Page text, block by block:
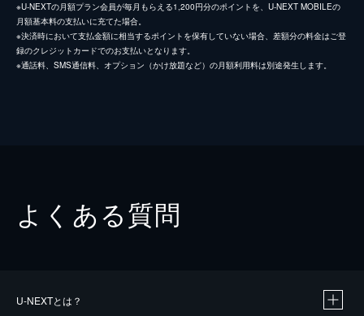
※U-NEXTの月額プラン会員が毎月もらえる1,200円分のポイントを、U-NEXT MOBILEの
月額基本料の支払いに充てた場合。
※決済時において支払金額に相当するポイントを保有していない場合、差額分の料金はご登
録のクレジットカードでのお支払いとなります。
※通話料、SMS通信料、オプション（かけ放題など）の月額利用料は別途発生します。
よくある質問
U-NEXTとは？